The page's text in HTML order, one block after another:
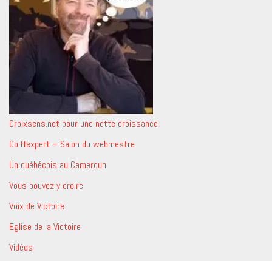
Croixsens.net pour une nette croissance
Coiffexpert – Salon du webmestre
Un québécois au Cameroun
Vous pouvez y croire
Voix de Victoire
Eglise de la Victoire
Vidéos